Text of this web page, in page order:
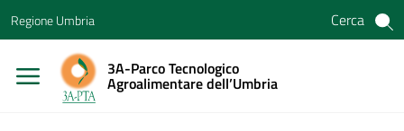
Vai al menu di navigazione
Vai al footer
Regione Umbria Cerca
3A-Parco Tecnologico
Agroalimentare dell’Umbria